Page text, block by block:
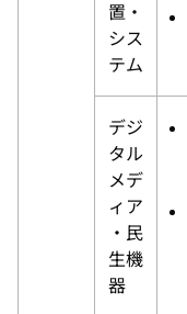
置・
シス
テム
デジ
タル
メデ
ィア
・民
生機
器